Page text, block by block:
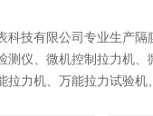
科技有限公司专业生产
测仪、微机控制拉力机、
拉力机、万能拉力试验